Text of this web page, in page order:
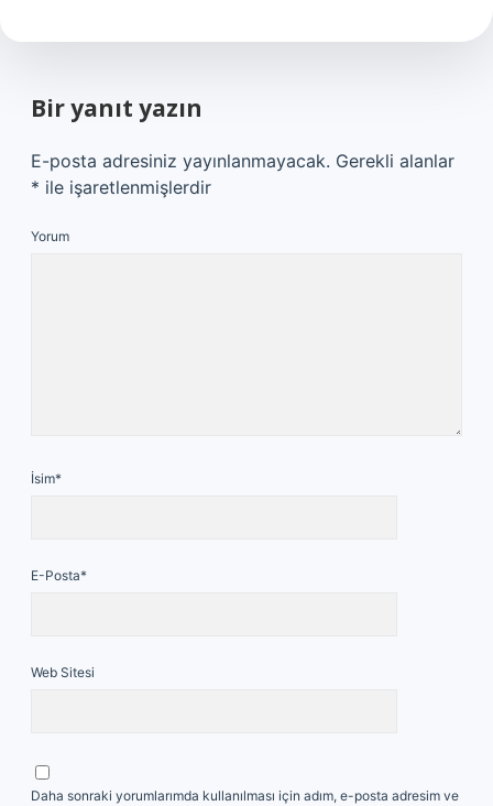
Bir yanıt yazın
E-posta adresiniz yayınlanmayacak. Gerekli alanlar
* ile işaretlenmişlerdir
Yorum
İsim*
E-Posta*
Web Sitesi
Daha sonraki yorumlarımda kullanılması için adım, e-posta adresim ve